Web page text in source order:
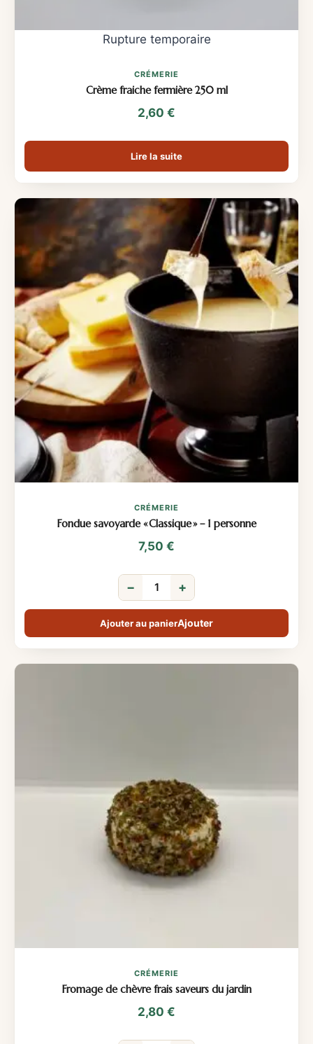
CRÉMERIE
Crème fraiche fermière 250 ml
2,60 €
Lire la suite
CRÉMERIE
Fondue savoyarde « Classique » – 1 personne
7,50 €
− +
Ajouter au panier
CRÉMERIE
Fromage de chèvre frais saveurs du jardin
2,80 €